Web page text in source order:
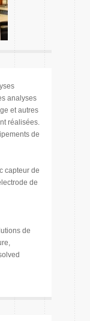
analyses
et autres
réalisées.
de
capteur de
de
de